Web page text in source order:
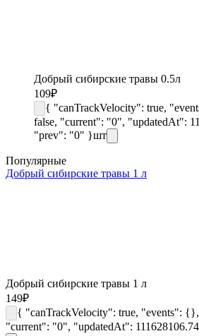
Добрый сибирские травы 0.5л
109₽
{ "canTrackVelocity": true,
false, "current": "0", "updatedAt":
"prev": "0" }шт
Популярные
Добрый сибирские травы 1 л
Добрый сибирские травы 1 л
149₽
{ "canTrackVelocity": true, "events":
"current": "0", "updatedAt":